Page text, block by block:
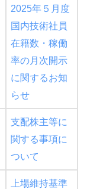
2025年５月度
国内技術社員
在籍数・稼働
率の月次開示
に関するお知
らせ
支配株主等に
関する事項に
ついて
上場維持基準